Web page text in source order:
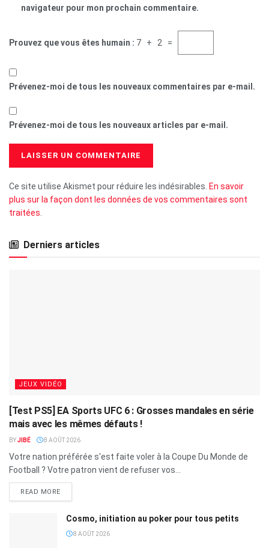
navigateur pour mon prochain commentaire.
Prouvez que vous êtes humain : 7 + 2 =
Prévenez-moi de tous les nouveaux commentaires par e-mail.
Prévenez-moi de tous les nouveaux articles par e-mail.
Ce site utilise Akismet pour réduire les indésirables. En savoir
plus sur la façon dont les données de vos commentaires sont
traitées
Derniers articles
JEUX VIDÉO
[Test PS5] EA Sports UFC 6 : Grosses mandales en série
mais avec les mêmes défauts !
BYJIBÉ 8 AOÛT 2026
Votre nation préférée s'est faite voler à la Coupe Du Monde de
Football ? Votre patron vient de refuser vos...
READ MORE
Cosmo, initiation au poker pour tous petits
8 AOÛT 2026